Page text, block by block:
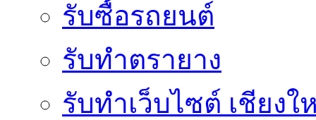
รับซื้อรถยนต์
รับทำตรายาง
รับทำเว็บไซต์ เชียงใ